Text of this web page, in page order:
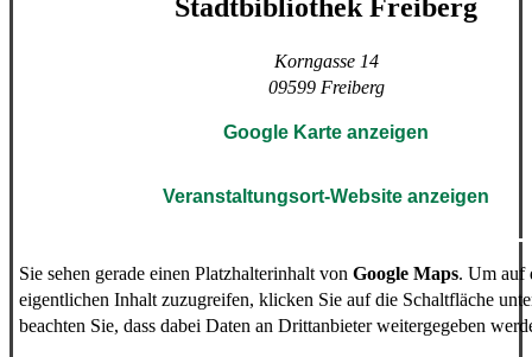
Stadtbibliothek Freiberg
Korngasse 14
09599 Freiberg
Google Karte anzeigen
Veranstaltungsort-Website anzeigen
Sie sehen gerade einen Platzhalterinhalt von Google Maps. Um auf
eigentlichen Inhalt zuzugreifen, klicken Sie auf die Schaltfläche
beachten Sie, dass dabei Daten an Drittanbieter weitergegeben